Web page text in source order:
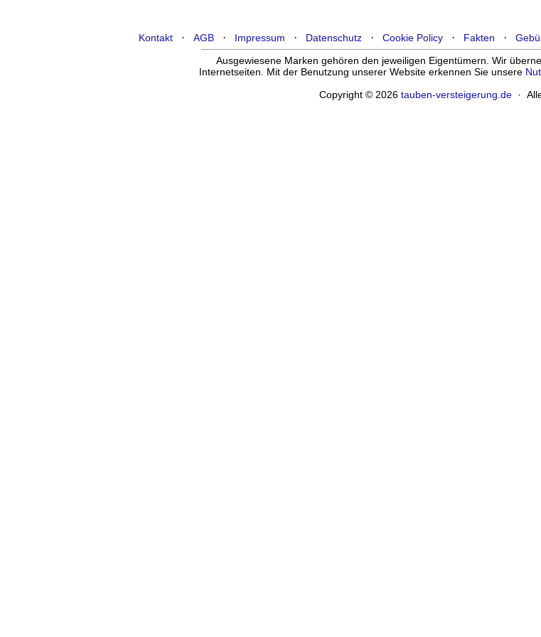
Kontakt· AGB· Impressum · Datenschutz· Cookie Policy· Fakten ·
Ausgewiesene Marken gehören den jeweiligen Eigentümern. Wir
Internetseiten. Mit der Benutzung unserer Website erkennen Sie unsere
Copyright © 2026 tauben-versteigerung.de· Alle